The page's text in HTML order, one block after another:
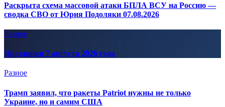
Раскрыта схема массовой атаки БПЛА ВСУ на Россию —
сводка СВО от Юрия Подоляки 07.08.2026
Разное
Праздники 7 августа 2026 года
Разное
Трамп заявил, что ракеты Patriot нужны не только
Украине, но и самим США